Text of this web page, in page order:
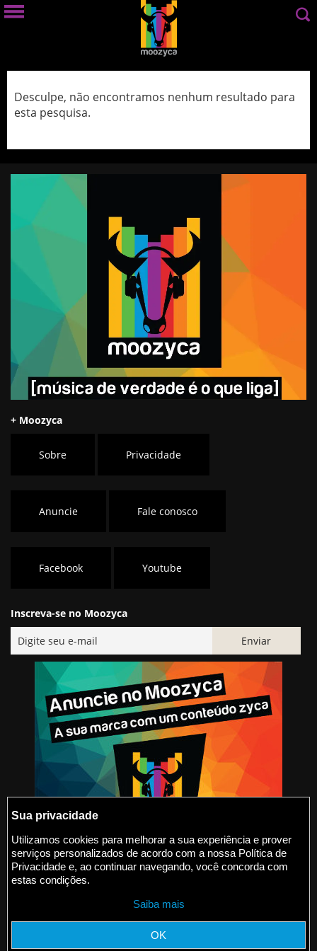
Desculpe, não encontramos nenhum resultado para
esta pesquisa.
+ Moozyca
Sobre Privacidade
Anuncie Fale conosco
Facebook Youtube
Inscreva-se no Moozyca
@2015-2026 Moozyca
Sua privacidade
Utilizamos cookies para melhorar a sua experiência e prover
serviços personalizados de acordo com a nossa Política de
Privacidade e, ao continuar navegando, você concorda com
estas condições.
Saiba mais
OK